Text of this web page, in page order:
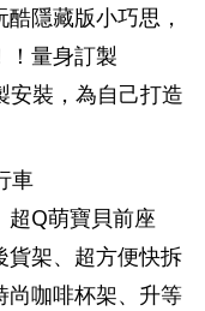
隱藏版小巧思，
！量身訂製
安裝，為自己打造
車
超Q萌寶貝前座
貨架、超方便快拆
尚咖啡杯架、升等